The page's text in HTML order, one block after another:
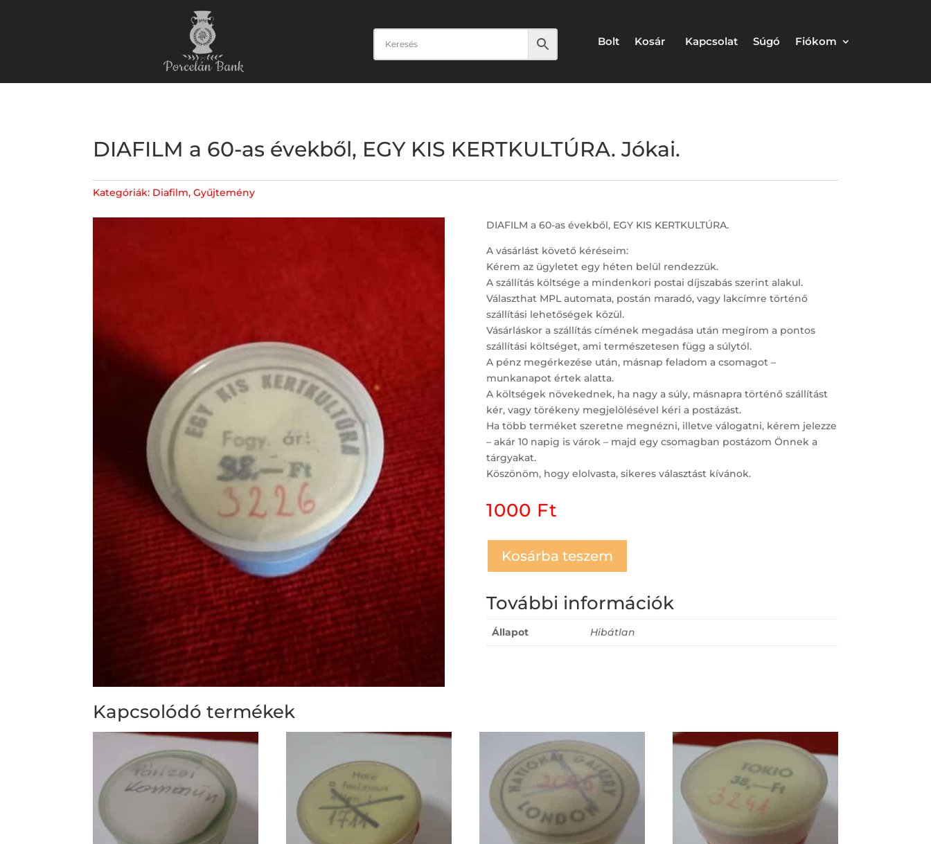
Bolt Kosár Kapcsolat Súgó Fiókom
DIAFILM a 60-as évekből, EGY KIS KERTKULTÚRA. Jókai.
Kategóriák: Diafilm,Gyűjtemény
DIAFILM a 60-as évekből, EGY KIS KERTKULTÚRA.
A vásárlást követő kéréseim:
Kérem az ügyletet egy héten belül rendezzük.
A szállítás költsége a mindenkori postai díjszabás szerint alakul.
Választhat MPL automata, postán maradó, vagy lakcímre történő
szállítási lehetőségek közül.
Vásárláskor a szállítás címének megadása után megírom a pontos
szállítási költséget, ami természetesen függ a súlytól.
A pénz megérkezése után, másnap feladom a csomagot –
munkanapot értek alatta.
A költségek növekednek, ha nagy a súly, másnapra történő szállítást
kér, vagy törékeny megjelölésével kéri a postázást.
Ha több terméket szeretne megnézni, illetve válogatni, kérem jelezze
– akár 10 napig is várok – majd egy csomagban postázom Önnek a
tárgyakat.
Köszönöm, hogy elolvasta, sikeres választást kívánok.
1000 Ft
Kosárba teszem
További információk
Állapot Hibátlan
Kapcsolódó termékek